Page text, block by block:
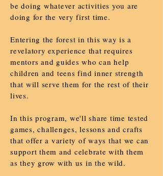
be doing whatever activities you are
doing for the very first time.
Entering the forest in this way is a
revelatory experience that requires
mentors and guides who can help
children and teens find inner strength
that will serve them for the rest of their
lives.
In this program, we'll share time tested
games, challenges, lessons and crafts
that offer a variety of ways that we can
support them and celebrate with them
as they grow with us in the wild.